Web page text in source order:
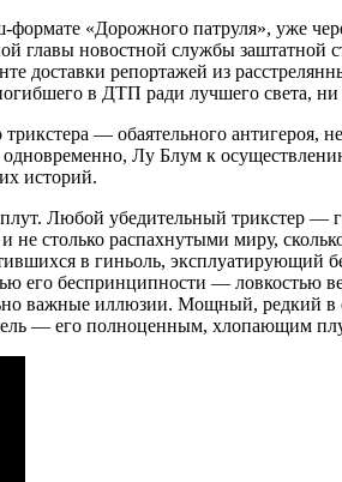
«Дорожного патруля», уже
главы новостной службы заштатной
доставки репортажей из
в ДТП ради лучшего света, ни
— обаятельного антигероя,
Лу Блум к
историй.
Любой убедительный трикстер —
столько распахнутыми миру,
в гиньоль, эксплуатирующий
его беспринципности — ловкостью
важные иллюзии. Мощный, редкий
— его полноценным, хлопающим